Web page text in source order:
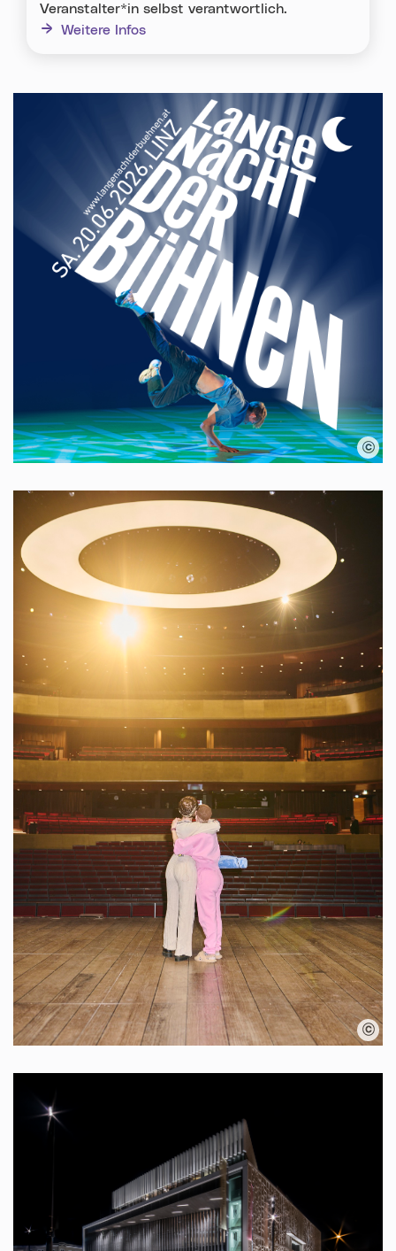
Veranstalter*in selbst verantwortlich.
Weitere Infos